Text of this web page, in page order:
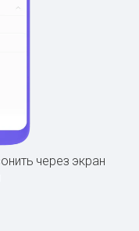
через экран